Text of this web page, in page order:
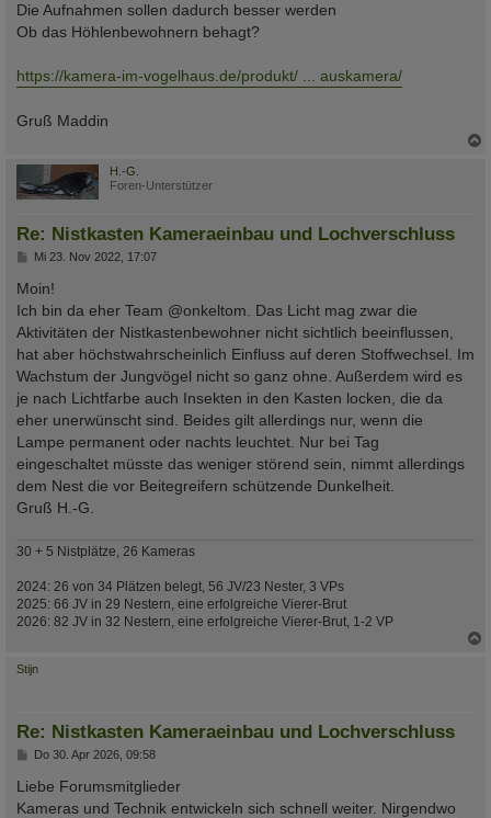
r
a
g
Die Aufnahmen sollen dadurch besser werden
Ob das Höhlenbewohnern behagt?
https://kamera-im-vogelhaus.de/produkt/ ... auskamera/
Gruß Maddin
H.-G.
Foren-Unterstützer
Re: Nistkasten Kameraeinbau und Lochverschluss
B
t
r
a
g
Mi 23. Nov 2022, 17:07
Moin!
Ich bin da eher Team @onkeltom. Das Licht mag zwar die
Aktivitäten der Nistkastenbewohner nicht sichtlich beeinflussen,
hat aber höchstwahrscheinlich Einfluss auf deren Stoffwechsel. Im
Wachstum der Jungvögel nicht so ganz ohne. Außerdem wird es
je nach Lichtfarbe auch Insekten in den Kasten locken, die da
eher unerwünscht sind. Beides gilt allerdings nur, wenn die
Lampe permanent oder nachts leuchtet. Nur bei Tag
eingeschaltet müsste das weniger störend sein, nimmt allerdings
dem Nest die vor Beitegreifern schützende Dunkelheit.
Gruß H.-G.
30 + 5 Nistplätze, 26 Kameras
2024: 26 von 34 Plätzen belegt, 56 JV/23 Nester, 3 VPs
2025: 66 JV in 29 Nestern, eine erfolgreiche Vierer-Brut
2026: 82 JV in 32 Nestern, eine erfolgreiche Vierer-Brut, 1-2 VP
Stijn
Re: Nistkasten Kameraeinbau und Lochverschluss
B
i
t
r
Do 30. Apr 2026, 09:58
Liebe Forumsmitglieder
Kameras und Technik entwickeln sich schnell weiter. Nirgendwo